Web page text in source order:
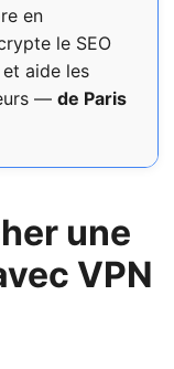
en
le SEO
aide les
— de Paris
une
VPN